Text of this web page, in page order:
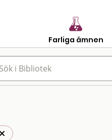
Farliga ämnen